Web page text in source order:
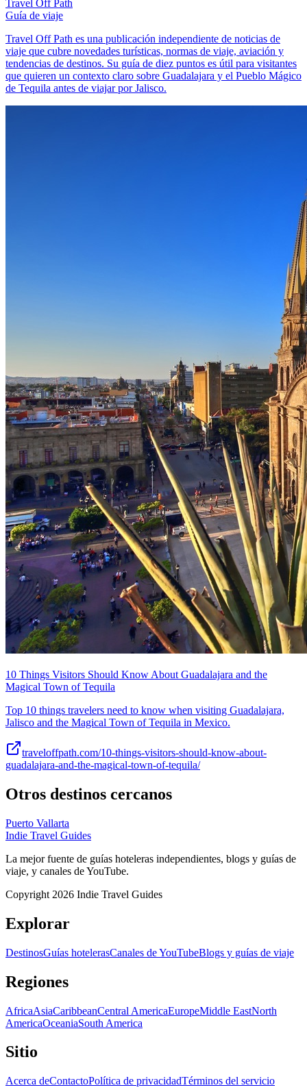
Travel Off Path
Guía de viaje
Travel Off Path es una publicación independiente de noticias de
viaje que cubre novedades turísticas, normas de viaje, aviación y
tendencias de destinos. Su guía de diez puntos es útil para visitantes
que quieren un contexto claro sobre Guadalajara y el Pueblo Mágico
de Tequila antes de viajar por Jalisco.
10 Things Visitors Should Know About Guadalajara and the
Magical Town of Tequila
Top 10 things travelers need to know when visiting Guadalajara,
Jalisco and the Magical Town of Tequila in Mexico.
traveloffpath.com/10-things-visitors-should-know-about-
guadalajara-and-the-magical-town-of-tequila/
Otros destinos cercanos
Puerto Vallarta
Indie Travel Guides
La mejor fuente de guías hoteleras independientes, blogs y guías de
viaje, y canales de YouTube.
Copyright 2026 Indie Travel Guides
Explorar
DestinosGuías hotelerasCanales de YouTubeBlogs y guías de viaje
Regiones
AfricaAsiaCaribbeanCentral AmericaEuropeMiddle EastNorth
AmericaOceaniaSouth America
Sitio
Acerca deContactoPolítica de privacidadTérminos del servicio